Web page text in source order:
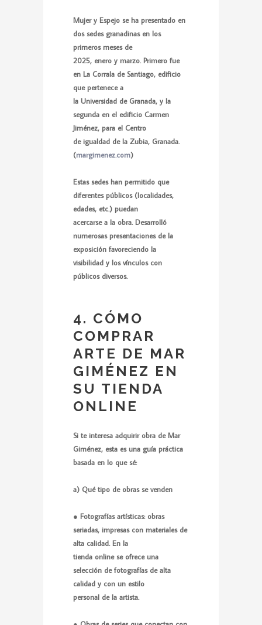
Mujer y Espejo se ha presentado en
dos sedes granadinas en los
primeros meses de
2025, enero y marzo. Primero fue
en La Corrala de Santiago, edificio
que pertenece a
la Universidad de Granada, y la
segunda en el edificio Carmen
Jiménez, para el Centro
de igualdad de la Zubia, Granada.
(margimenez.com)
Estas sedes han permitido que
diferentes públicos (localidades,
edades, etc.) puedan
acercarse a la obra. Desarrolló
numerosas presentaciones de la
exposición favoreciendo la
visibilidad y los vínculos con
públicos diversos.
4. CÓMO
COMPRAR
ARTE DE MAR
GIMÉNEZ EN
SU TIENDA
ONLINE
Si te interesa adquirir obra de Mar
Giménez, esta es una guía práctica
basada en lo que sé:
a) Qué tipo de obras se venden
● Fotografías artísticas: obras
seriadas, impresas con materiales de
alta calidad. En la
tienda online se ofrece una
selección de fotografías de alta
calidad y con un estilo
personal de la artista.